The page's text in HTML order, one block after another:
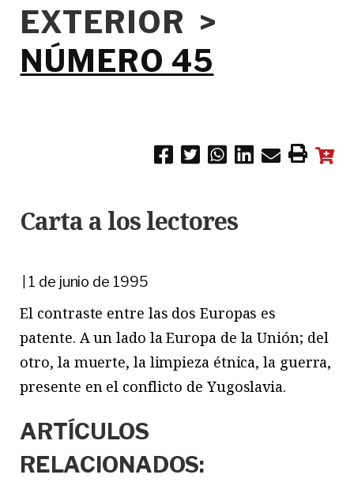
EXTERIOR >
NÚMERO 45
Carta a los lectores
1 de junio de 1995
El contraste entre las dos Europas es
patente. A un lado la Europa de la Unión; del
otro, la muerte, la limpieza étnica, la guerra,
presente en el conflicto de Yugoslavia.
ARTÍCULOS
RELACIONADOS: